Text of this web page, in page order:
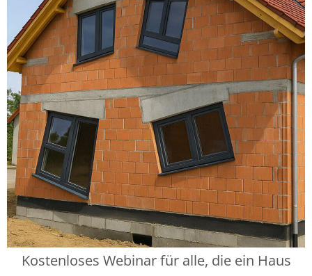
Kostenloses Webinar für alle, die ein Haus